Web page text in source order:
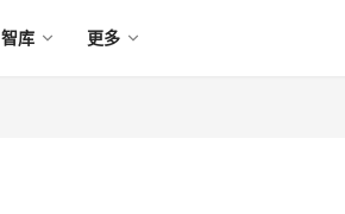
智库 更多